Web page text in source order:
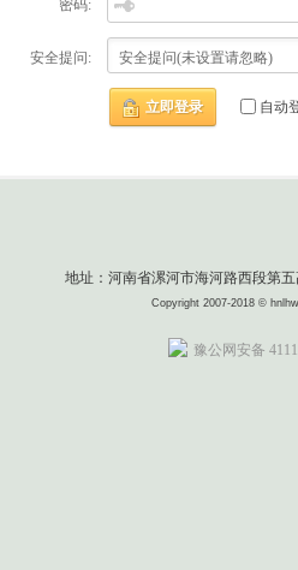
密码:
安全提问:
立即登录 自动
地址：河南省漯河市海河路西段第
Copyright 2007-2018 ©
豫公网安备